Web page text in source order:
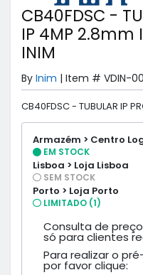
CB40FDSC -
IP 4MP 2.8mm
INIM
By Inim | Item # VDIN-
CB40FDSC - TUBULAR IP
Armazém > Centro
EM STOCK
Lisboa > Loja Lisboa
SEM STOCK
Porto > Loja Porto
LIMITADO (1)
Consulta de
só para clientes
Para realizar o
por favor clique: